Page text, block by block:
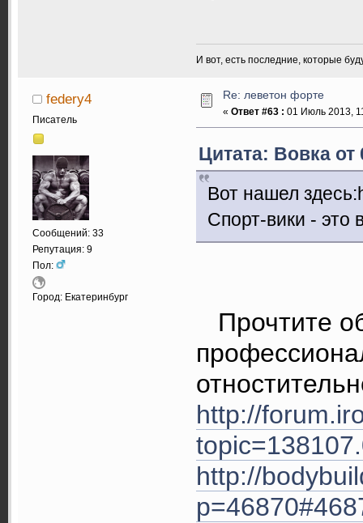
И вот, есть последние, которые
federy4
Писатель
Сообщений: 33
Репутация: 9
Пол:
Город: Екатеринбург
Re: леветон форте
« Ответ #63 : 01 Июль 2013,
Цитата: Вовка от
Вот нашел
Спорт-вики - это
Прочтите
http://
http://